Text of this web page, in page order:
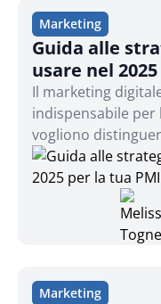
Marketing
Guida alle
usare nel
Il marketing
indispensabile per
vogliono
Tuttavia, molte
competere con
budget giganteschi.
creatività,
basso costo,
Marketing